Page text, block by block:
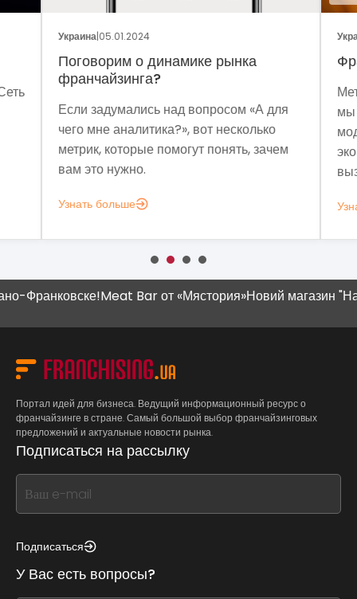
Украина|05.01.2024
Поговорим о динамике рынка
франчайзинга?
Если задумались над вопросом «А для
чего мне аналитика?», вот несколько
метрик, которые помогут понять, зачем
вам это нужно.
Узнать больше
мы
Meat Bar от «Мястория»Новий магазин "Наш
Портал идей для бизнеса. Ведущий информационный ресурс о
франчайзинге в стране. Самый большой выбор франчайзинговых
предложений и актуальные новости рынка.
Подписаться на рассылку
If
you
this,
this
Подписаться
У Вас есть вопросы?